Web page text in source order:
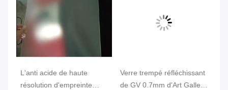
L'anti acide de haute
résolution d'empreinte
Verre trempé réfléchissant
de GV 0.7mm d'Art Gallery